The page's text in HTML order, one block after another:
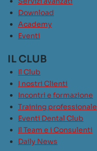
Download
Academy
Eventi
IL CLUB
Il Club
I nostri Clienti
Incontri e formazione
Training professionale
Eventi Dental Club
Il Team e i Consulenti
Daily News